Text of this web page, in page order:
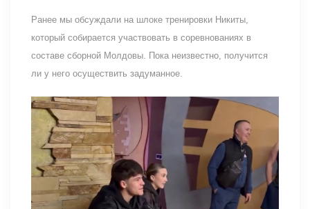
Ранее мы обсуждали на шлоке тренировки Никиты,
который собирается участвовать в соревнованиях в
составе сборной Молдовы. Пока неизвестно, получится
ли у него осуществить задуманное.